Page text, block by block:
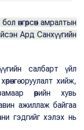
өнгөрсөн амралтын
Ард Санхүүгийн
салбарт үйл
оруулалт хийж,
өөрийн хувь
ажиллаж байгаа
гэдгийг хэлэх нь